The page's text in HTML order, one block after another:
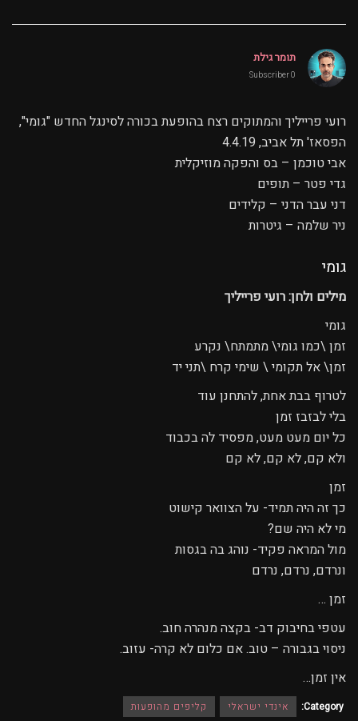
תומר גילת
0 Subscriber
רועי פרייליך והמתוקים רצח בהופעת בכורה לסינגל החדש "גומי",
הפסאז' תל אביב, 4.4.19
אבי טוכמן – בס והפקה מוזיקלית
גדי פטר – תופים
דני עבר הדני – קלידים
ניר שלמה – גיטרות
גומי
מילים ולחן: רועי פרייליך
גומי
זמן \כמו גומי\ מתמתח\ נקרע
זמן\ אל תקומי \ שימי קרח \תני יד
לטרוף בבת אחת, להתחנן עוד
בלי לבזבז זמן
כל יום מעט מעט, מפסיד לה בכבוד
ולא קם, לא קם, לא קם
זמן
כך זה היה תמיד- על הצוואר קישוט
מי לא היה שם?
מול המראה פקיד- נוהג בה בגסות
ונרדם, נרדם, נרדם
זמן …
עטפי בחיבוק דב- בקצה מנהרה חוב.
ניסוי בגבורה – טוב. אם כלום לא קרה- עזוב.
אין זמן…
Category: אינדי ישראלי
קליפים מהופעות